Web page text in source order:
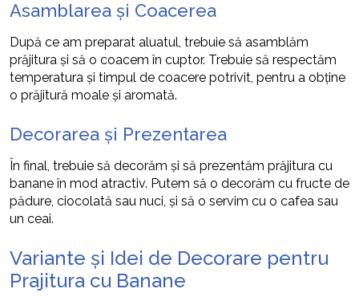
Asamblarea și Coacerea
După ce am preparat aluatul, trebuie să asamblăm
prăjitura și să o coacem în cuptor. Trebuie să respectăm
temperatura și timpul de coacere potrivit, pentru a obține
o prăjitură moale și aromată.
Decorarea și Prezentarea
În final, trebuie să decorăm și să prezentăm prăjitura cu
banane în mod atractiv. Putem să o decorăm cu fructe de
pădure, ciocolată sau nuci, și să o servim cu o cafea sau
un ceai.
Variante și Idei de Decorare pentru
Prajitura cu Banane